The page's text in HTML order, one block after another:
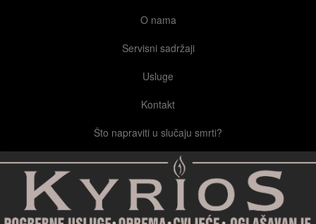
O nama
Servisni sadržaji
Usluge
Kontakt
Što napraviti u slučaju smrti?